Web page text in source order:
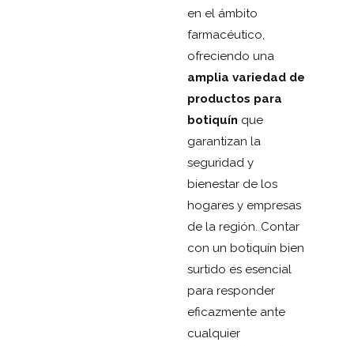
en el ámbito
farmacéutico,
ofreciendo una
amplia variedad de
productos para
botiquín que
garantizan la
seguridad y
bienestar de los
hogares y empresas
de la región. Contar
con un botiquín bien
surtido es esencial
para responder
eficazmente ante
cualquier